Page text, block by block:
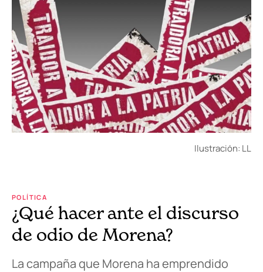
Ilustración: LL
POLÍTICA
¿Qué hacer ante el discurso
de odio de Morena?
La campaña que Morena ha emprendido